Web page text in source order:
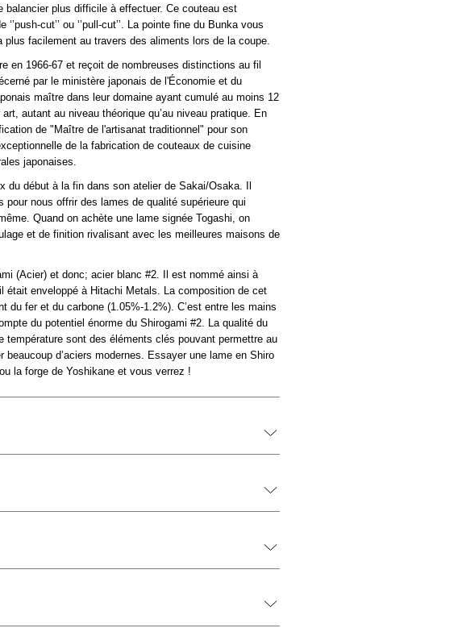
plus difficile à effectuer. Ce couteau est
cut’’ ou ‘’pull-cut’’. La pointe fine du Bunka vous
plus facilement au travers des aliments lors de la coupe.
en 1966-67 et reçoit de nombreuses distinctions au fil
par le ministère japonais de l'Économie et du
maître dans leur domaine ayant cumulé au moins 12
autant au niveau théorique qu’au niveau pratique. En
de "Maître de l'artisanat traditionnel" pour son
de la fabrication de couteaux de cuisine
japonaises.
du début à la fin dans son atelier de Sakai/Osaka. Il
nous offrir des lames de qualité supérieure qui
Quand on achète une lame signée Togashi, on
et de finition rivalisant avec les meilleures maisons de
(Acier) et donc; acier blanc #2. Il est nommé ainsi à
était enveloppé à Hitachi Metals. La composition de cet
du fer et du carbone (1.05%-1.2%). C’est entre les mains
du potentiel énorme du Shirogami #2. La qualité du
sont des éléments clés pouvant permettre au
d’aciers modernes. Essayer une lame en Shiro
la forge de Yoshikane et vous verrez !